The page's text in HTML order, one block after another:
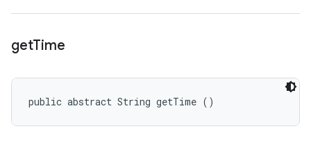
getTime
public abstract String getTime ()